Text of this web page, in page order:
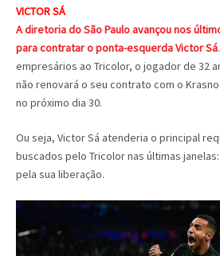
VICTOR SÁ
A diretoria do São Paulo avançou nos
para contratar o ponta-esquerda Victor Sá
empresários ao Tricolor, o jogador de 32
não renovará o seu contrato com o
no próximo dia 30.
Ou seja, Victor Sá atenderia o principal
buscados pelo Tricolor nas últimas
pela sua liberação.